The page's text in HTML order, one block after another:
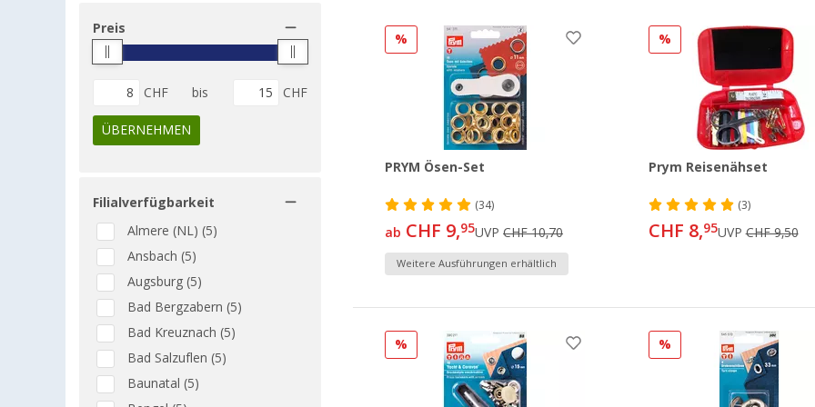
Preis
CHF bis CHF
ÜBERNEHMEN
Filialverfügbarkeit
Almere (NL) (5)
Ansbach (5)
Augsburg (5)
Bad Bergzabern (5)
Bad Kreuznach (5)
Bad Salzuflen (5)
Baunatal (5)
%
PRYM Ösen-Set
(34)
ab CHF 9,95UVPCHF 10,70
Weitere Ausführungen erhältlich
%
Prym Reisenähset
(3)
CHF 8,95UVPCHF 9,50
% %